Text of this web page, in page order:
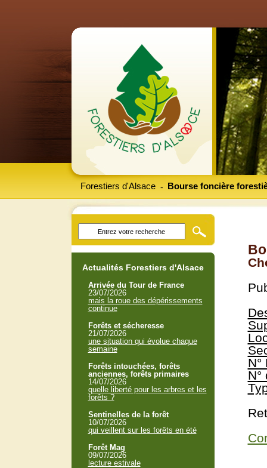
Forestiers d'Alsace Bourse foncière
-
N°
N°
Actualités Forestiers d'Alsace
Arrivée du Tour de France
23/07/2026
mais la roue des dépérissements
continue
Forêts et sécheresse
21/07/2026
une situation qui évolue chaque
semaine
Forêts intouchées, forêts
anciennes, forêts primaires
14/07/2026
quelle liberté pour les arbres et les
forêts ?
Sentinelles de la forêt
10/07/2026
qui veillent sur les forêts en été
Forêt Mag
09/07/2026
lecture estivale